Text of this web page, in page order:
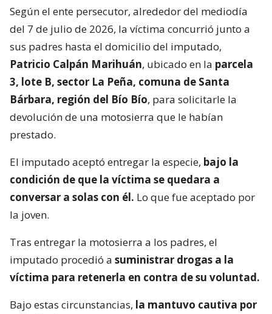
Según el ente persecutor, alrededor del mediodía
del 7 de julio de 2026, la víctima concurrió junto a
sus padres hasta el domicilio del imputado,
Patricio Calpán Marihuán, ubicado en la parcela
3, lote B, sector La Peña, comuna de Santa
Bárbara, región del Bío Bío, para solicitarle la
devolución de una motosierra que le habían
prestado.
El imputado aceptó entregar la especie, bajo la
condición de que la víctima se quedara a
conversar a solas con él. Lo que fue aceptado por
la joven.
Tras entregar la motosierra a los padres, el
imputado procedió a suministrar drogas a la
víctima para retenerla en contra de su voluntad.
Bajo estas circunstancias, la mantuvo cautiva por